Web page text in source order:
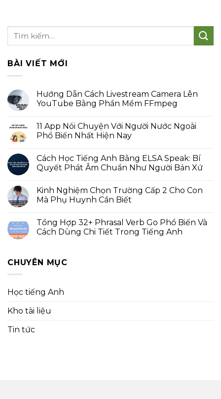
BÀI VIẾT MỚI
Hướng Dẫn Cách Livestream Camera Lên
YouTube Bằng Phần Mềm FFmpeg
11 App Nói Chuyện Với Người Nước Ngoài
Phổ Biến Nhất Hiện Nay
Cách Học Tiếng Anh Bằng ELSA Speak: Bí
Quyết Phát Âm Chuẩn Như Người Bản Xứ
Kinh Nghiệm Chọn Trường Cấp 2 Cho Con
Mà Phụ Huynh Cần Biết
Tổng Hợp 32+ Phrasal Verb Go Phổ Biến Và
Cách Dùng Chi Tiết Trong Tiếng Anh
CHUYÊN MỤC
Học tiếng Anh
Kho tài liệu
Tin tức